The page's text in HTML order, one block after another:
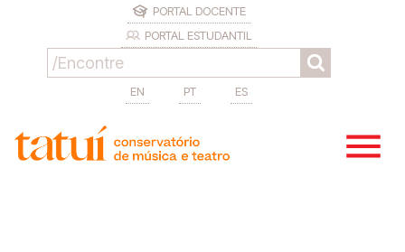
PORTAL DOCENTE
PORTAL ESTUDANTIL
EN PT ES